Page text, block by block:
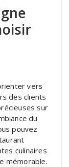
vers
des clients
sur
du
pouvez
culinaires
mémorable.